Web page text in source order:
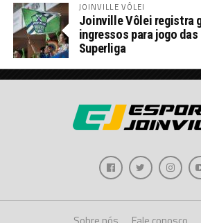
JOINVILLE VÔLEI
Joinville Vôlei registra
ingressos para jogo
Superliga